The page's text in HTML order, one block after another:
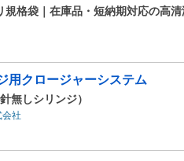
規格袋｜在庫品・短納期対応の高
用クロージャーシステム
無しシリンジ）
社